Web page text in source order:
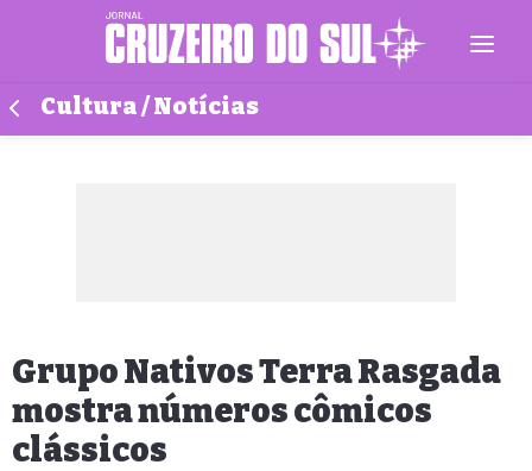
Cultura / Notícias
Grupo Nativos Terra Rasgada
mostra números cômicos
clássicos